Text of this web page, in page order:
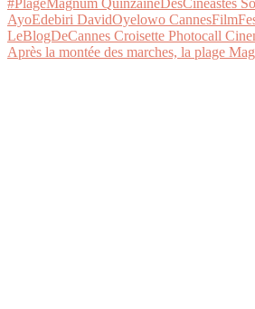
Après la montée des marches, la plage